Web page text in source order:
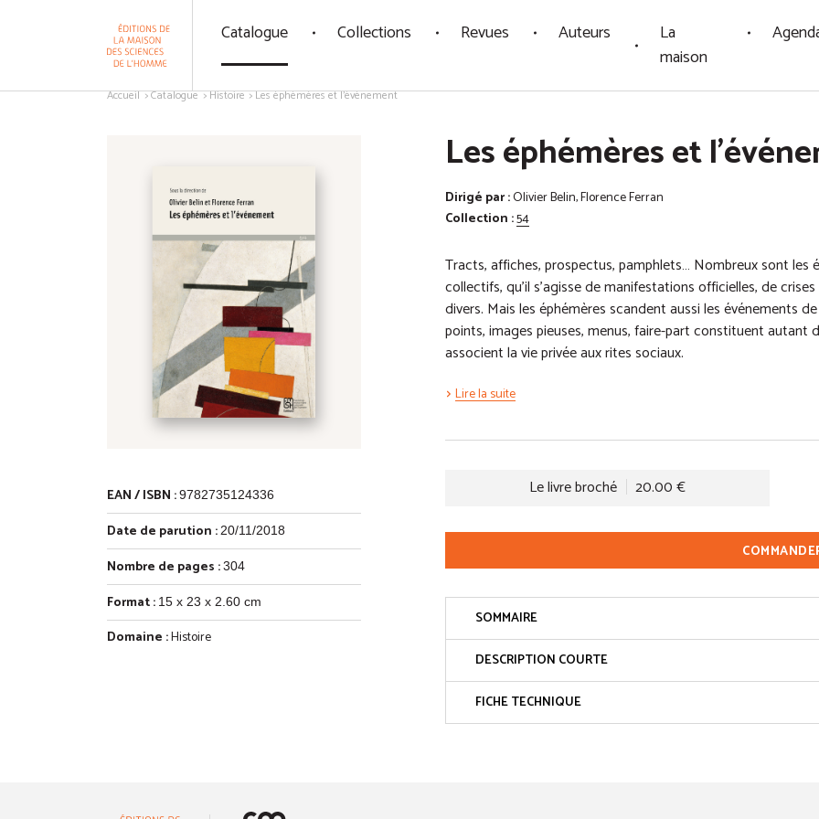
Catalogue Collections Revues Auteurs
La
maison
Accueil Catalogue Histoire Les éphémères et l'événement
EAN / ISBN :9782735124336
Date de parution : 20/11/2018
Nombre de pages :304
Format : 15 x 23 x 2.60 cm
Domaine :Histoire
Les éphémères et
Dirigé par :Olivier Belin, Florence Ferran
Collection :54
Tracts, affiches, prospectus, pamphlets… Nombreux sont
collectifs, qu’il s’agisse de manifestations officielles, de
divers. Mais les éphémères scandent aussi les événements
points, images pieuses, menus, faire-part constituent
associent la vie privée aux rites sociaux.
Lire la suite
Le livre broché 20.00 €
SOMMAIRE
DESCRIPTION COURTE
FICHE TECHNIQUE